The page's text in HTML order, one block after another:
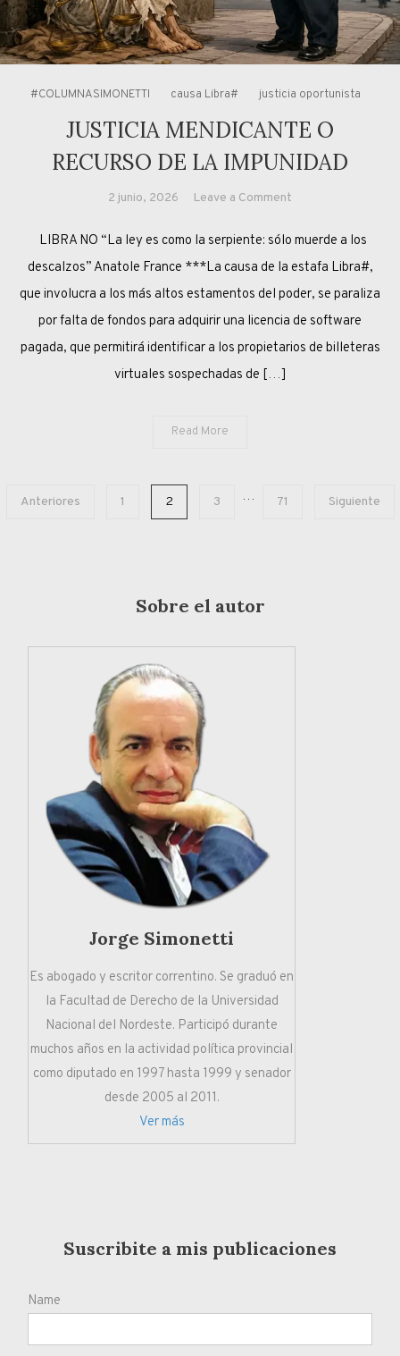
#COLUMNASIMONETTI causa Libra# justicia oportunista
JUSTICIA MENDICANTE O
RECURSO DE LA IMPUNIDAD
2 junio, 2026 Leave a Comment
MENDICANTE
O
RECURSO
IMPUNIDAD
LIBRA NO “La ley es como la serpiente: sólo muerde a los
descalzos” Anatole France ***La causa de la estafa Libra#,
que involucra a los más altos estamentos del poder, se paraliza
por falta de fondos para adquirir una licencia de software
pagada, que permitirá identificar a los propietarios de billeteras
virtuales sospechadas de […]
Read More
Paginación
Anteriores 1 2 3 … 71 Siguiente
Sobre el autor
Jorge Simonetti
Es abogado y escritor correntino. Se graduó en
la Facultad de Derecho de la Universidad
Nacional del Nordeste. Participó durante
muchos años en la actividad política provincial
como diputado en 1997 hasta 1999 y senador
desde 2005 al 2011.
Ver más
Suscribite a mis publicaciones
Name